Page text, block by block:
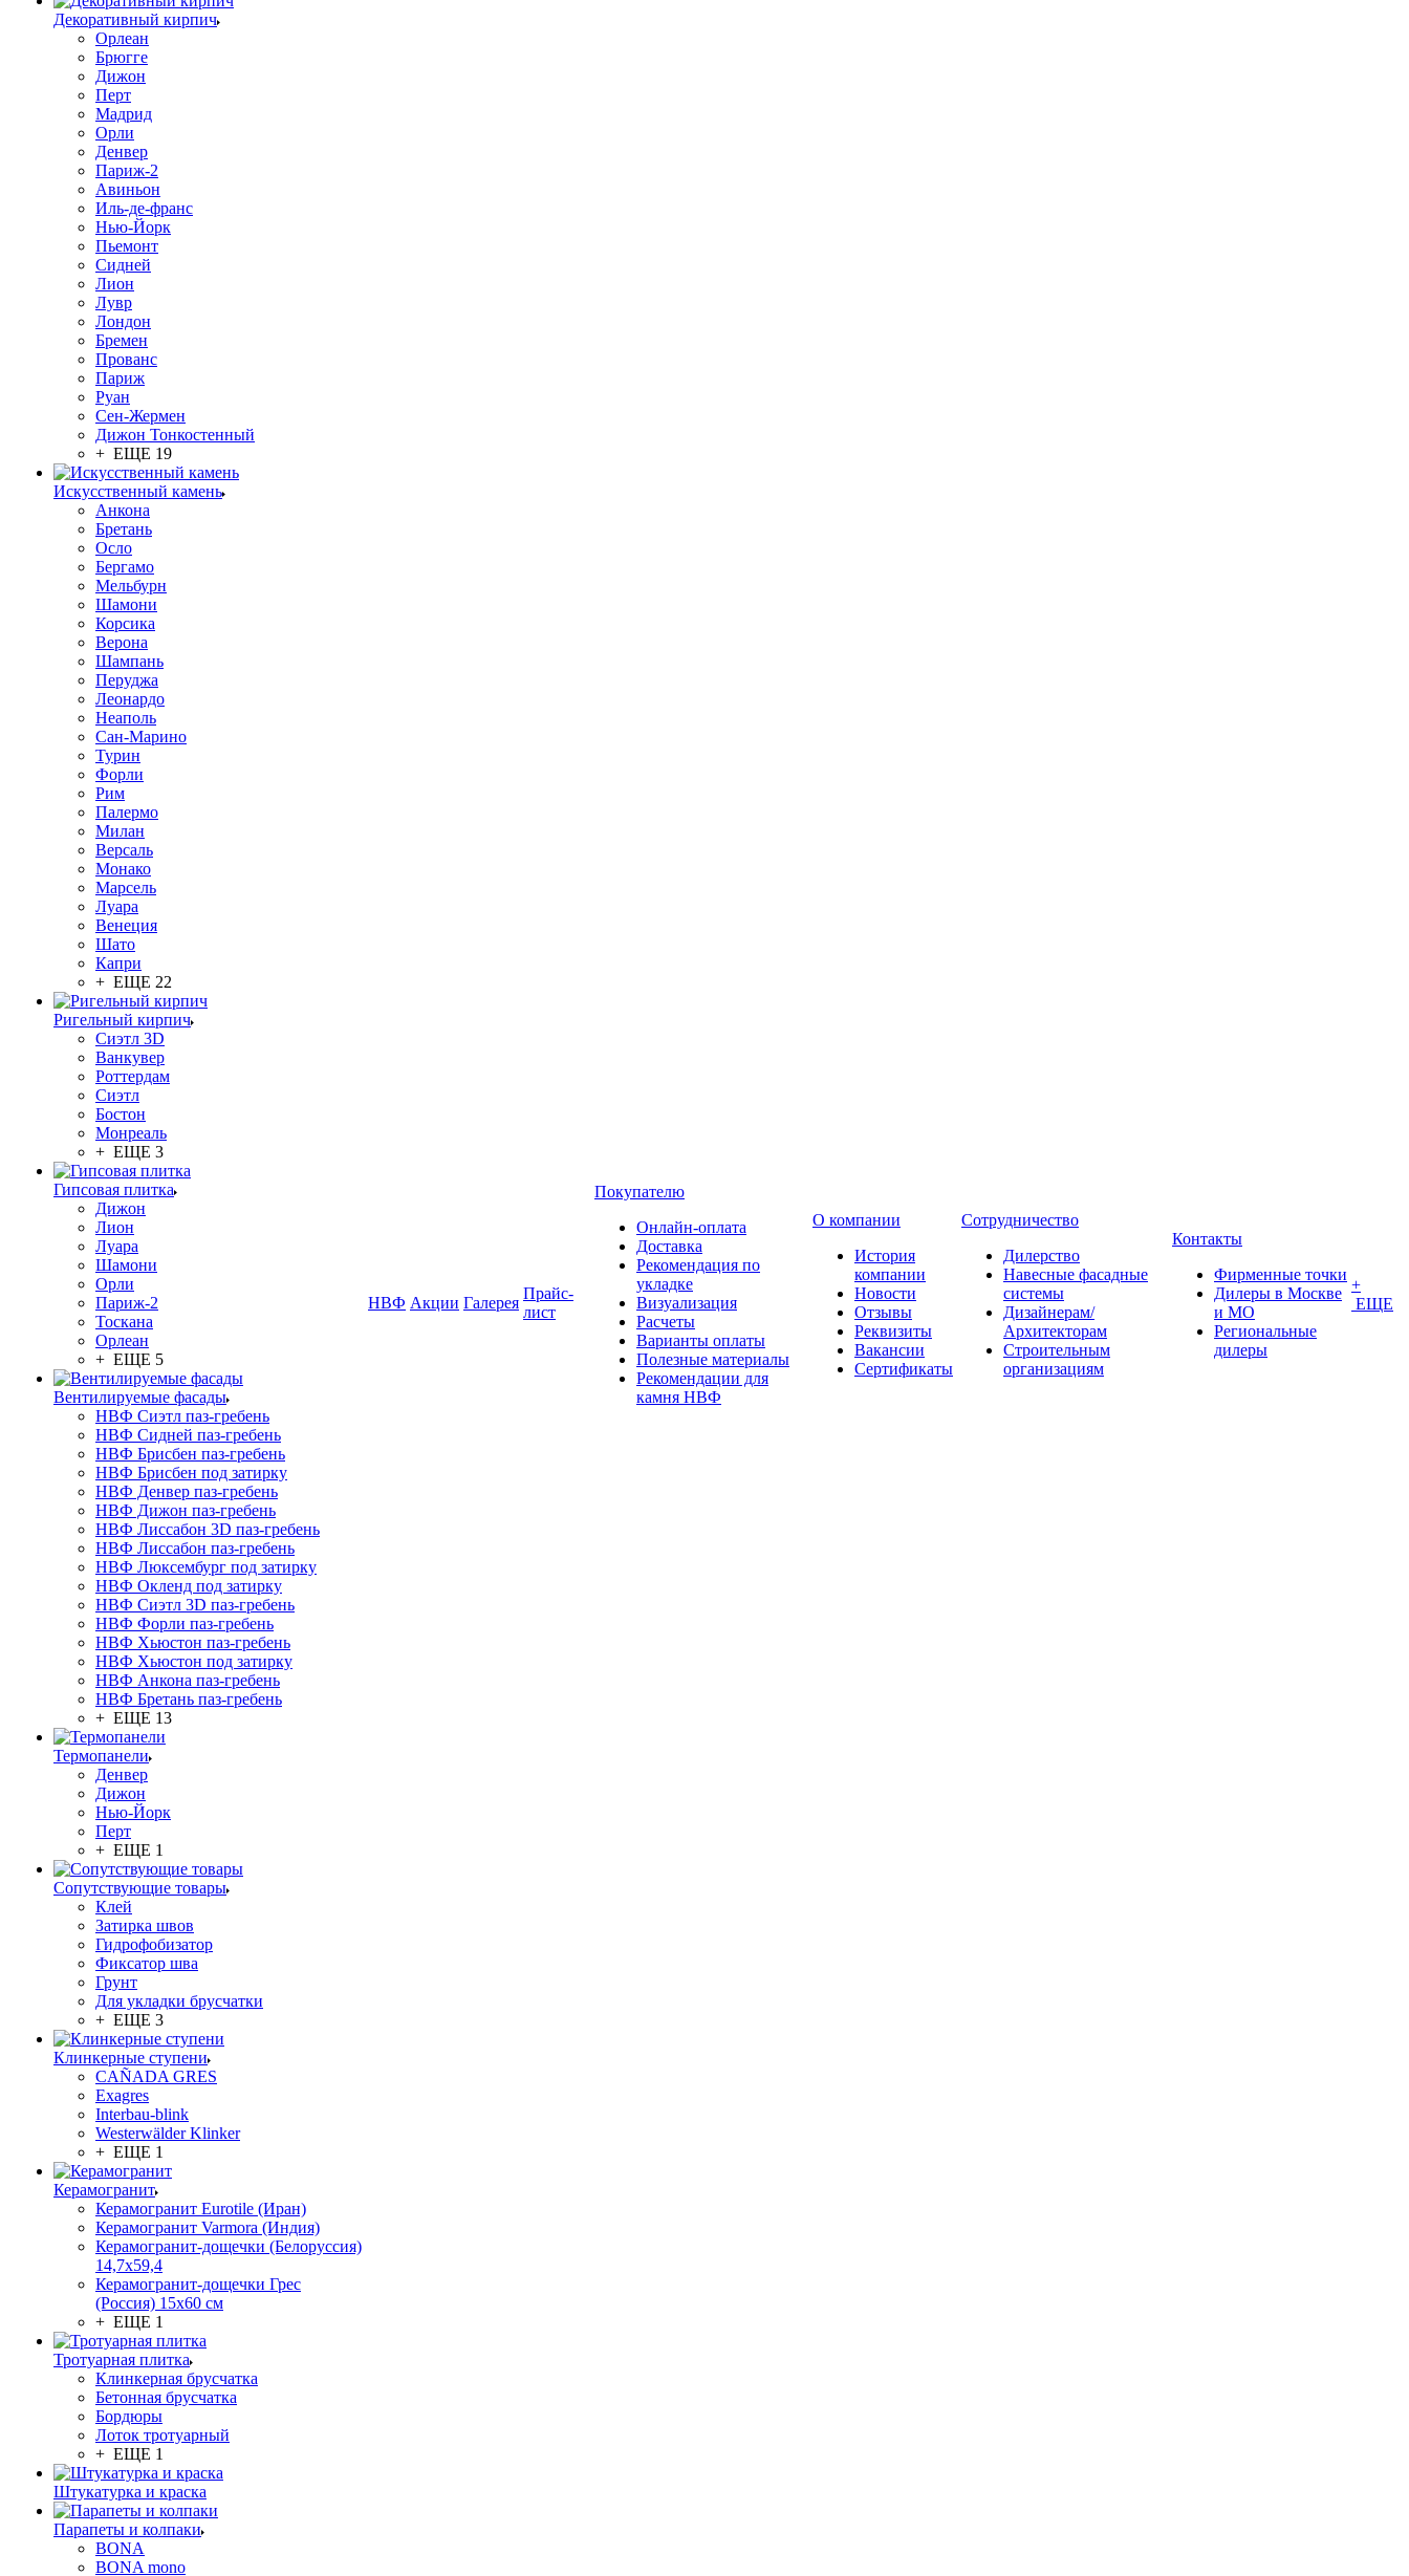
Декоративный кирпич
Орлеан
Брюгге
Дижон
Перт
Мадрид
Орли
Денвер
Париж-2
Авиньон
Иль-де-франс
Нью-Йорк
Пьемонт
Сидней
Лион
Лувр
Лондон
Бремен
Прованс
Париж
Руан
Сен-Жермен
Дижон Тонкостенный
+ ЕЩЕ 19
Искусственный камень
Анкона
Бретань
Осло
Бергамо
Мельбурн
Шамони
Корсика
Верона
Шампань
Перуджа
Леонардо
Неаполь
Сан-Марино
Турин
Форли
Рим
Палермо
Милан
Версаль
Монако
Марсель
Луара
Венеция
Шато
Капри
+ ЕЩЕ 22
Ригельный кирпич
Сиэтл 3D
Ванкувер
Роттердам
Сиэтл
Бостон
Монреаль
+ ЕЩЕ 3
Гипсовая плитка
Дижон
Лион
Луара
Шамони
Орли
Париж-2
Тоскана
Орлеан
+ ЕЩЕ 5
Вентилируемые фасады
НВФ Сиэтл паз-гребень
НВФ Сидней паз-гребень
НВФ Брисбен паз-гребень
НВФ Брисбен под затирку
НВФ Денвер паз-гребень
НВФ Дижон паз-гребень
НВФ Лиссабон 3D паз-гребень
НВФ Лиссабон паз-гребень
НВФ Люксембург под затирку
НВФ Окленд под затирку
НВФ Сиэтл 3D паз-гребень
НВФ Форли паз-гребень
НВФ Хьюстон паз-гребень
НВФ Хьюстон под затирку
НВФ Анкона паз-гребень
НВФ Бретань паз-гребень
+ ЕЩЕ 13
Термопанели
Денвер
Дижон
Нью-Йорк
Перт
+ ЕЩЕ 1
Сопутствующие товары
Клей
Затирка швов
Гидрофобизатор
Фиксатор шва
Грунт
Для укладки брусчатки
+ ЕЩЕ 3
Клинкерные ступени
CAÑADA GRES
Exagres
Interbau-blink
Westerwälder Klinker
+ ЕЩЕ 1
Керамогранит
Керамогранит Eurotile (Иран)
Керамогранит Varmora (Индия)
Керамогранит-дощечки (Белоруссия)
14,7x59,4
Керамогранит-дощечки Грес
(Россия) 15х60 см
+ ЕЩЕ 1
Тротуарная плитка
Клинкерная брусчатка
Бетонная брусчатка
Бордюры
Лоток тротуарный
+ ЕЩЕ 1
Штукатурка и краска
Парапеты и колпаки
BONA
BONA mono
НВФ Акции Галерея
Прайс-
лист
Покупателю
Онлайн-оплата
Доставка
Рекомендация по
укладке
Визуализация
Расчеты
Варианты оплаты
Полезные материалы
Рекомендации для
камня НВФ
О компании
История
компании
Новости
Отзывы
Реквизиты
Вакансии
Сертификаты
Сотрудничество
Дилерство
Навесные фасадные
системы
Дизайнерам/
Архитекторам
Строительным
организациям
Контакты
Фирменные точки
Дилеры в Москве
и МО
Региональные
дилеры
+
ЕЩЕ